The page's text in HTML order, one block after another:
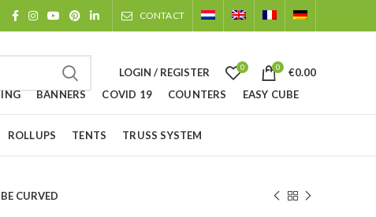
CONTACT
LOGIN / REGISTER 0 0 €0.00
BANNERS COVID 19 COUNTERS EASY CUBE
ROLLUPS TENTS TRUSS SYSTEM
CURVED